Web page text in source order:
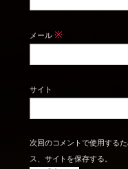
メール ※
サイト
次回のコメントで使用する
ス、サイトを保存する。